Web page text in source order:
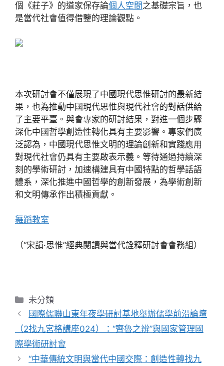
個《莊子》的道家保存論個人空間之基礎宗旨，也
是當代社會值得借鑒的理論觀點。
本次研討會不僅展現了中國現代思惟研討的最新結
果，也為推動中國現代思惟與現代社會的對話供給
了主要平臺。與會專家的研討結果，對進一個步驟
深化中國哲學創造性轉化具有主要影響。專家們廣
泛認為，中國現代思惟文明的理論創新和實踐應用
對現代社會仍具有主要啟表示義。等待通過持續深
刻的學術研討，加速構建具有中國特點的哲學話語
體系，深化推進中國哲學的創新發展，為學術創新
和文明傳承作出積極貢獻。
舞蹈教室
（“宋韻·思惟”經典閱讀與當代詮釋研討會會務組）
分
類
未分類
國際儒聯山東年夜學研討基地舉辦儒學前沿論壇
（2找九宮格講座024）：“齊魯之辨”與國家管理國
際學術研討會
“中華傳統文明與當代中國交際：創造性轉找九